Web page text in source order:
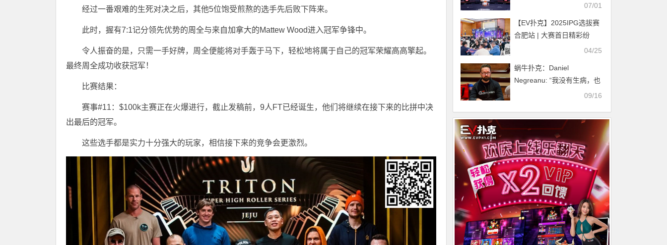
经过一番艰难的生死对决之后，其他5位饱受煎熬的选手先后败下阵来。
此时，握有7:1记分领先优势的周全与来自加拿大的Mattew Wood进入冠军争锋中。
令人振奋的是，只需一手好牌，周全便能将对手轰于马下，轻松地将属于自己的冠军荣耀高高擎起。
最终周全成功收获冠军！
比赛结果：
赛事#11：$100k主赛正在火爆进行，截止发稿前，9人FT已经诞生，他们将继续在接下来的比拼中决
出最后的冠军。
这些选手都是实力十分强大的玩家，相信接下来的竞争会更激烈。
07/01
【EV扑克】2025IPG选拔赛
合肥站 | 大赛首日精彩纷
呈，霸都杯291人次参赛72
领跑
04/25
蜗牛扑克：Daniel
Negreanu: “我没有生病，也
09/16